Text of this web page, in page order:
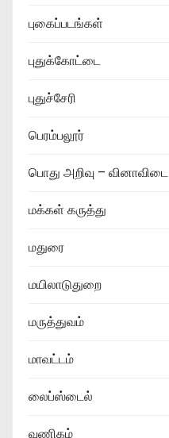
புகைப்படங்கள்
புதுக்கோட்டை
புதுச்சேரி
பெரம்பலூர்
பொது அறிவு – வினாவிடை
மக்கள் கருத்து
மதுரை
மயிலாடுதுறை
மருத்துவம்
மாவட்டம்
லைப்ஸ்டைல்
வணிகம்